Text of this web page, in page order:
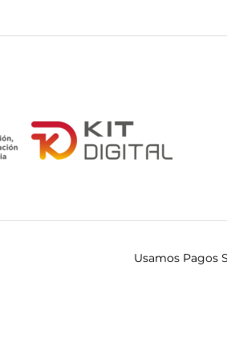
Usamos Pagos